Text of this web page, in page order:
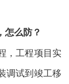
怎么防？
工程项目实
调试到竣工移